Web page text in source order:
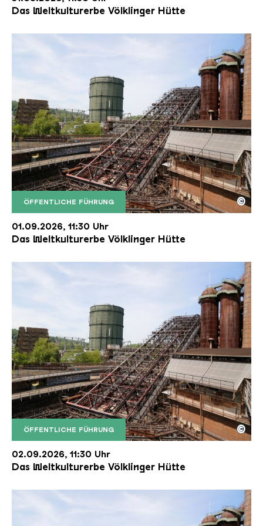
Das Weltkulturerbe Völklinger Hütte
ÖFFENTLICHE FÜHRUNG
Der Erzschrägaufzug der Völklinger Hütte mit
Copyright: Weltkulturerbe Völklinger Hütte | Karl
©
01.09.2026, 11:30 Uhr
Das Weltkulturerbe Völklinger Hütte
ÖFFENTLICHE FÜHRUNG
Der Erzschrägaufzug der Völklinger Hütte mit
Copyright: Weltkulturerbe Völklinger Hütte | Karl
©
02.09.2026, 11:30 Uhr
Das Weltkulturerbe Völklinger Hütte